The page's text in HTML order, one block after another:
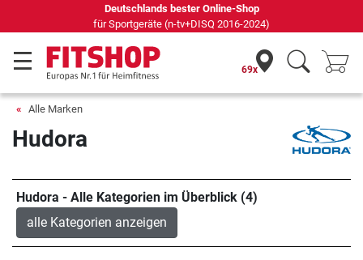
Deutschlands bester Online-Shop
für Sportgeräte (n-tv+DISQ 2016-2024)
69x
Alle Marken
Hudora
Hudora - Alle Kategorien im Überblick (4)
alle Kategorien anzeigen